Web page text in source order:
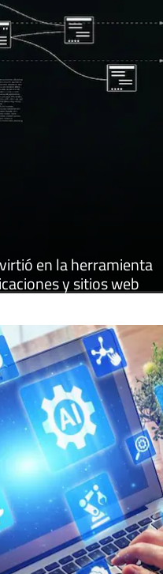
en la herramienta
y sitios web